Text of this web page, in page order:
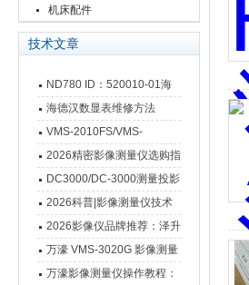
机床配件
技术文章
ND780 ID：520010-01海
德汉数显表故障维修内容
海德汉数显表维修方法
VMS-2010FS/VMS-
3020FS/VMS-4030FS手动
影像测量仪技术参数
2026精密影像测量仪选购指
南 靠谱品牌一站式选型推荐
DC3000/DC-3000测量投影
仪万濠数据处理器数显表故
障维修方法
2026科普|影像测量仪技术
原理、分类及选型应用
2026影像仪品牌推荐：泽升
影像测量仪选型指南
万濠 VMS-3020G 影像测量
仪技术规格与应用解析
万濠影像测量仪操作教程：